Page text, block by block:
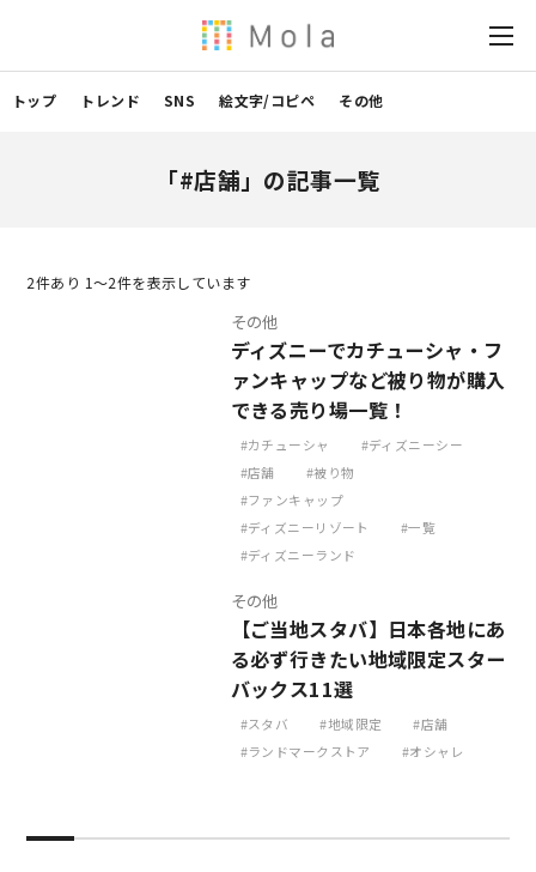
トップ トレンド SNS 絵文字/コピペ その他
「#店舗」の記事一覧
2件あり 1〜2件を表示しています
その他
ディズニーでカチューシャ・フ
ァンキャップなど被り物が購入
できる売り場一覧！
カチューシャ
ディズニーシー
店舗
被り物
ファンキャップ
ディズニーリゾート
一覧
ディズニーランド
その他
【ご当地スタバ】日本各地にあ
る必ず行きたい地域限定スター
バックス11選
スタバ 地域限定
店舗
ランドマークストア
オシャレ